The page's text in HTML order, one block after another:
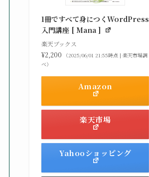
1冊ですべて身につくWordPress
入門講座 [ Mana ]
楽天ブックス
¥2,200
（2025/06/01 21:55時点 | 楽天市場調
べ）
Amazon
楽天市場
Yahooショッピング